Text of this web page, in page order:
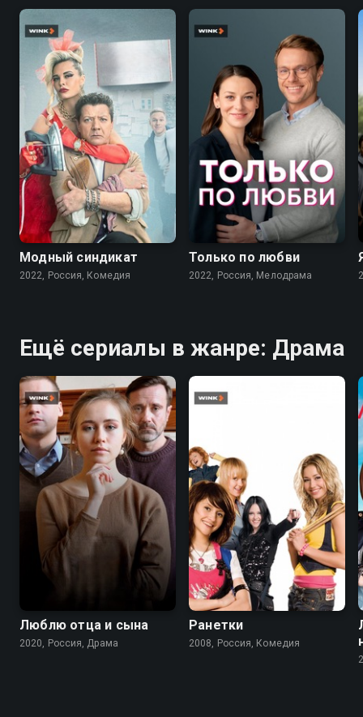
7.6
Модный синдикат
2022, Россия, Комедия
Только по любви
2022, Россия, Мелодрама
Ещё сериалы в жанре: Драма
Люблю отца и сына
2020, Россия, Драма
3.1 2.6
Ранетки
2008, Россия, Комедия